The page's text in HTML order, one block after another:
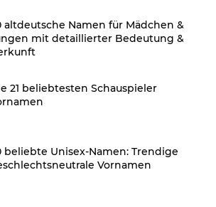
altdeutsche Namen für Mädchen &
mit detaillierter Bedeutung &
21 beliebtesten Schauspieler
beliebte Unisex-Namen: Trendige
Vornamen